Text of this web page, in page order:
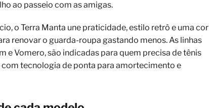
ao passeio com as amigas.
o Terra Manta une praticidade, estilo retrô e uma cor
renovar o guarda-roupa gastando menos. As linhas
e Vomero, são indicadas para quem precisa de tênis
tecnologia de ponta para amortecimento e